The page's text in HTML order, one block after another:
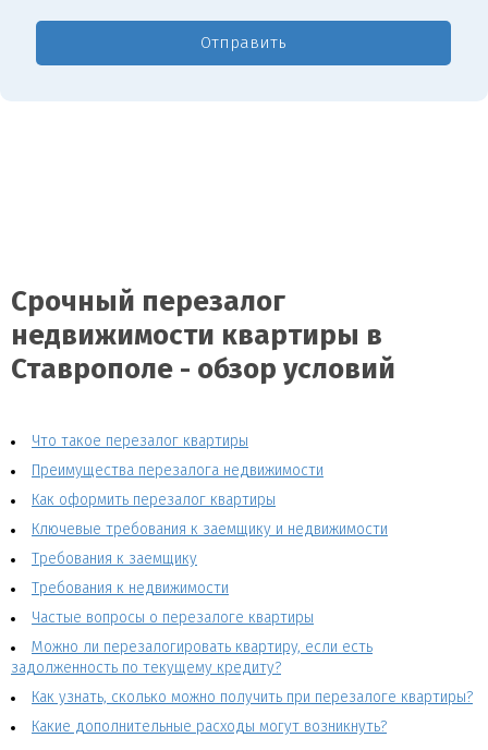
Отправить
Срочный перезалог
недвижимости квартиры в
Ставрополе - обзор условий
Что такое перезалог квартиры
Преимущества перезалога недвижимости
Как оформить перезалог квартиры
Ключевые требования к заемщику и недвижимости
Требования к заемщику
Требования к недвижимости
Частые вопросы о перезалоге квартиры
Можно ли перезалогировать квартиру, если есть
задолженность по текущему кредиту?
Как узнать, сколько можно получить при перезалоге квартиры?
Какие дополнительные расходы могут возникнуть?